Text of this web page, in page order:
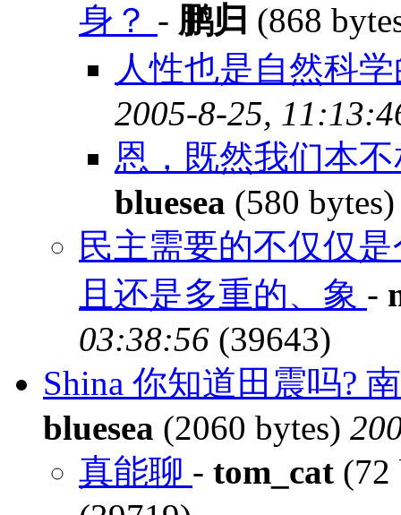
身？ - 鹏归 (868
人性也是自然科
2005-8-25,
恩，既然我们本
bluesea (580
民主需要的不仅仅
且还是多重的、象 -
03:38:56 (39643)
Shina 你知道田震吗?
bluesea (2060 bytes)
真能聊 - tom_cat (72